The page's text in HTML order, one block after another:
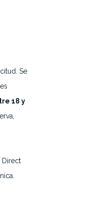
Se
18 y
Direct
SOLICITAR
2026 © Direct Berth -